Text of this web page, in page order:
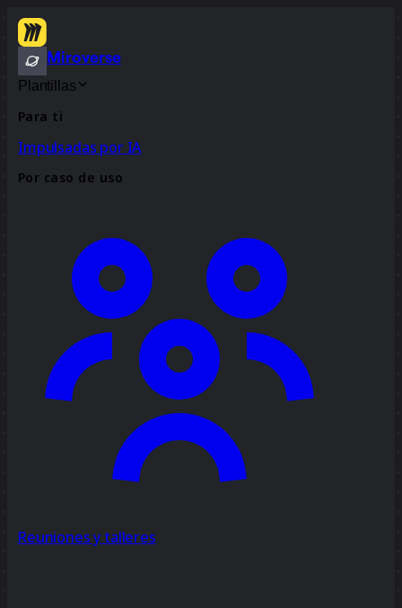
Miroverse
Plantillas
Para ti
Impulsadas por IA
Por caso de uso
Reuniones y talleres